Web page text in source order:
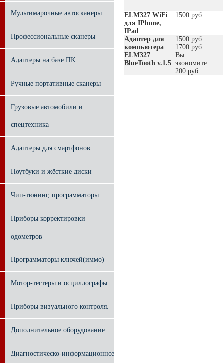
Мультимарочные автосканеры
Профессиональные сканеры
Адаптеры на базе ПК
Ручные портативные сканеры
Грузовые автомобили и
спецтехника
Адаптеры для смартфонов
Ноутбуки и жёсткие диски
Чип-тюнинг, программаторы
Приборы корректировки
одометров
Программаторы ключей(иммо)
Мотор-тестеры и осциллографы
Приборы визуального контроля.
Дополнительное оборудование
Диагностическо-информационное
ELM327 WiFi
для IPhone,
IPad
1500 руб.
Адаптер для
компьютера
ELM327
BlueTooth v.1.5
1500 руб.
1700 руб.
Вы
экономите:
200 руб.